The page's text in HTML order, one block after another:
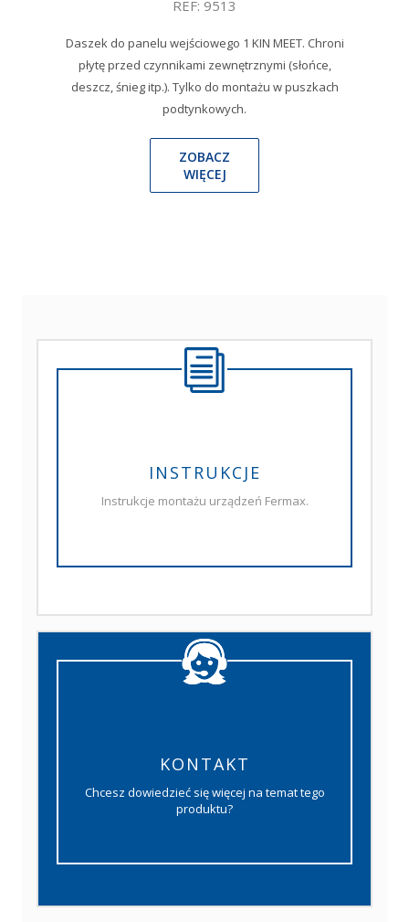
REF: 9513
Daszek do panelu wejściowego 1 KIN MEET. Chroni
płytę przed czynnikami zewnętrznymi (słońce,
deszcz, śnieg itp.). Tylko do montażu w puszkach
podtynkowych.
ZOBACZ
WIĘCEJ
INSTRUKCJE
Instrukcje montażu urządzeń Fermax.
KONTAKT
Chcesz dowiedzieć się więcej na temat tego
produktu?